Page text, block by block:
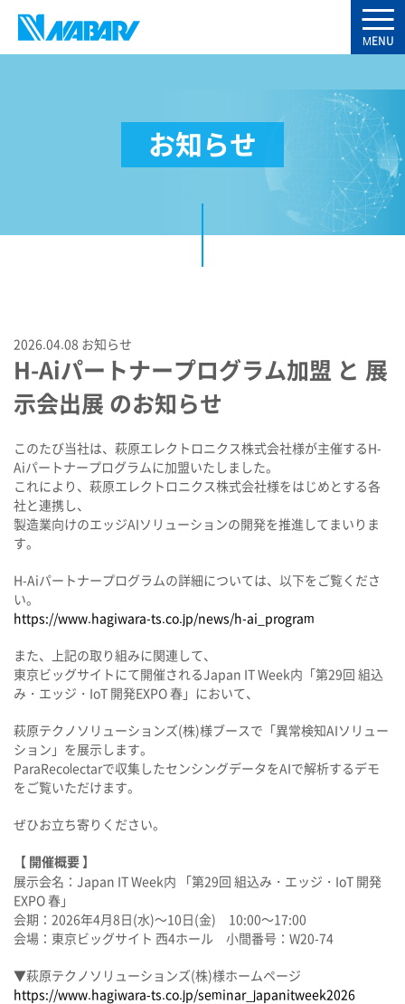
お知らせ
2026.04.08 お知らせ
H-Aiパートナープログラム加盟 と 展
示会出展 のお知らせ
このたび当社は、萩原エレクトロニクス株式会社様が主催するH-
Aiパートナープログラムに加盟いたしました。
これにより、萩原エレクトロニクス株式会社様をはじめとする各
社と連携し、
製造業向けのエッジAIソリューションの開発を推進してまいりま
す。
H-Aiパートナープログラムの詳細については、以下をご覧くださ
い。
https://www.hagiwara-ts.co.jp/news/h-ai_program
また、上記の取り組みに関連して、
東京ビッグサイトにて開催されるJapan IT Week内「第29回 組込
み・エッジ・IoT 開発EXPO 春」において、
萩原テクノソリューションズ(株)様ブースで「異常検知AIソリュー
ション」を展示します。
ParaRecolectarで収集したセンシングデータをAIで解析するデモ
をご覧いただけます。
ぜひお立ち寄りください。
【 開催概要 】
展示会名： Japan IT Week内 「第29回 組込み・エッジ・IoT 開発
EXPO 春」
会期：2026年4月8日(水)～10日(金) 10:00～17:00
会場： 東京ビッグサイト 西4ホール 小間番号： W20-74
▼萩原テクノソリューションズ(株)様ホームページ
https://www.hagiwara-ts.co.jp/seminar_japanitweek2026